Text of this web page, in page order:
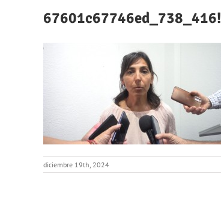
67601c67746ed_738_416!
diciembre 19th, 2024